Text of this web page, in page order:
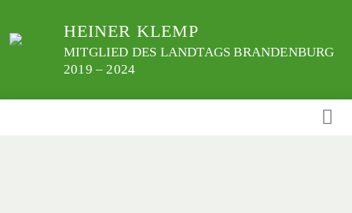
zum
HEINER KLEMP
MITGLIED DES LANDTAGS BRANDENBURG
2019 – 2024